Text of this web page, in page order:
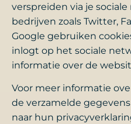
verspreiden via je
bedrijven zoals Twitter,
Google gebruiken
inlogt op het sociale
informatie over de
Voor meer informatie
de verzamelde
naar hun